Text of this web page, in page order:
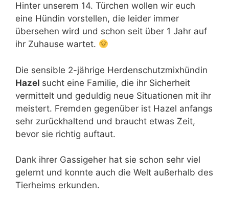
Hinter unserem 14. Türchen wollen wir euch
eine Hündin vorstellen, die leider immer
übersehen wird und schon seit über 1 Jahr auf
ihr Zuhause wartet.
Die sensible 2-jährige Herdenschutzmixhündin
Hazel sucht eine Familie, die ihr Sicherheit
vermittelt und geduldig neue Situationen mit ihr
meistert. Fremden gegenüber ist Hazel anfangs
sehr zurückhaltend und braucht etwas Zeit,
bevor sie richtig auftaut.
Dank ihrer Gassigeher hat sie schon sehr viel
gelernt und konnte auch die Welt außerhalb des
Tierheims erkunden.